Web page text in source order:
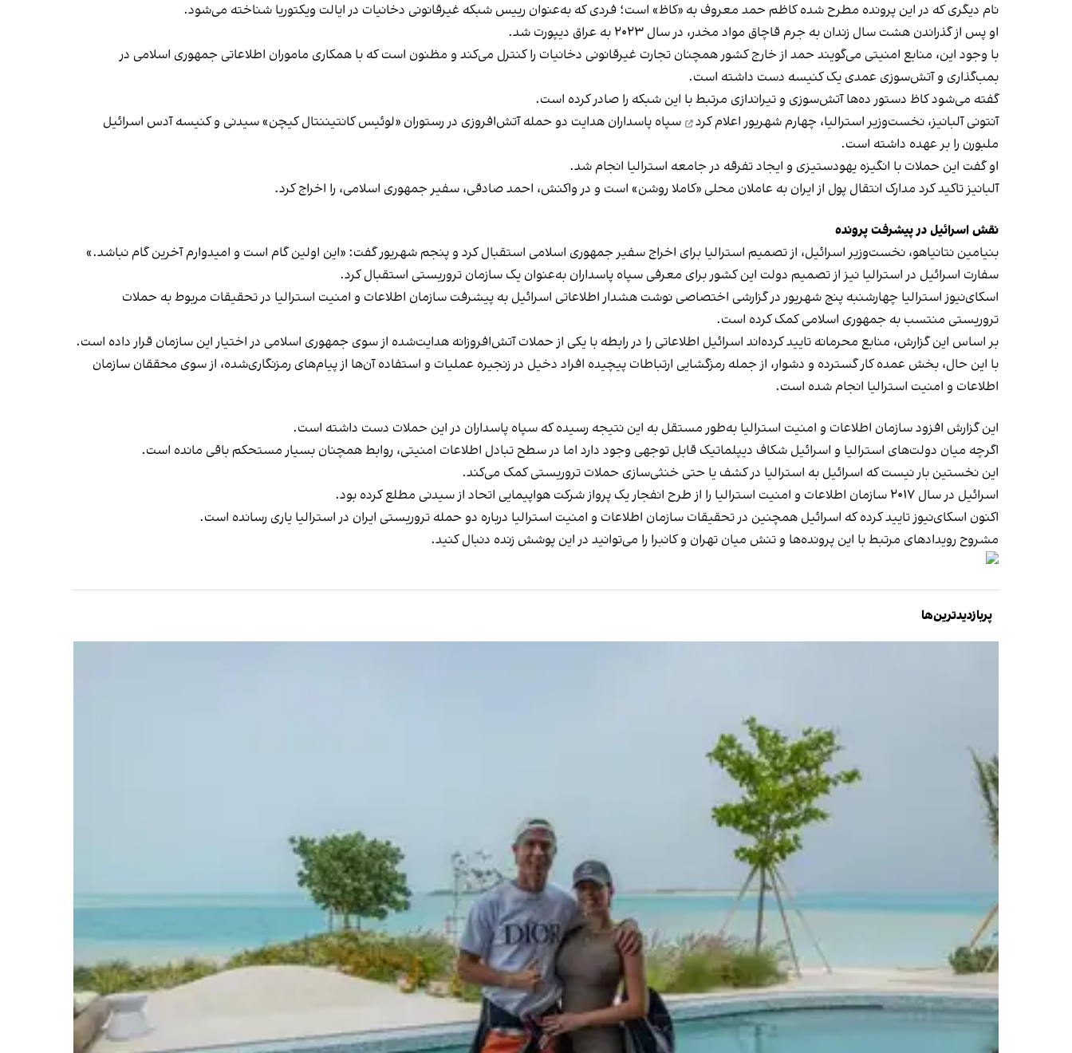
نام دیگری که در این پرونده مطرح شده کاظم حمد معروف به «کاظ» است؛ فردی که به‌عنوان رییس شبکه غیرقانونی دخانیات در ایالت ویکتوریا شناخته می‌شود.
او پس از گذراندن هشت سال زندان به جرم قاچاق مواد مخدر، در سال ۲۰۲۳ به عراق دیپورت شد.
با وجود این، منابع امنیتی می‌گویند حمد از خارج کشور همچنان تجارت غیرقانونی دخانیات را کنترل می‌کند و مظنون است که با همکاری ماموران اطلاعاتی جمهوری اسلامی در
بمب‌گذاری و آتش‌سوزی عمدی یک کنیسه دست داشته است.
گفته می‌شود کاظ دستور ده‌ها آتش‌سوزی و تیراندازی مرتبط با این شبکه را صادر کرده است.
آنتونی آلبانیز، نخست‌وزیر استرالیا، چهارم شهریوراعلام کرد
سپاه پاسداران هدایت دو حمله آتش‌افروزی در رستوران «لوئیس کانتیننتال کیچن» سیدنی و کنیسه آدس اسرائیل
ملبورن را بر عهده داشته است.
او گفت این حملات با انگیزه یهودستیزی و ایجاد تفرقه در جامعه استرالیا انجام شد.
آلبانیز تاکید کرد مدارک انتقال پول از ایران به عاملان محلی «کاملا روشن» است و در واکنش، احمد صادقی، سفیر جمهوری اسلامی، را اخراج کرد.
نقش اسرائیل در پیشرفت پرونده
بنیامین نتانیاهو، نخست‌وزیر اسرائیل، از تصمیم استرالیا برای اخراج سفیر جمهوری اسلامی استقبال کرد و پنجم شهریور گفت: «این اولین گام است و امیدوارم آخرین گام نباشد.»
سفارت اسرائیل در استرالیا نیز از تصمیم دولت این کشور برای معرفی سپاه پاسداران به‌عنوان یک سازمان تروریستی استقبال کرد.
اسکای‌نیوز استرالیا چهارشنبه پنج شهریور در گزارشی اختصاصی نوشت هشدار اطلاعاتی اسرائیل به پیشرفت سازمان اطلاعات و امنیت استرالیا در تحقیقات مربوط به حملات
تروریستی منتسب به جمهوری اسلامی کمک کرده است.
بر اساس این گزارش، منابع محرمانه تایید کرده‌اند اسرائیل اطلاعاتی را در رابطه با یکی از حملات آتش‌افروزانه هدایت‌شده از سوی جمهوری اسلامی در اختیار این سازمان قرار داده است.
با این حال، بخش عمده کار گسترده و دشوار، از جمله رمزگشایی ارتباطات پیچیده افراد دخیل در زنجیره عملیات و استفاده آن‌ها از پیام‌های رمزنگاری‌شده، از سوی محققان سازمان
اطلاعات و امنیت استرالیا انجام شده است.
این گزارش افزود سازمان اطلاعات و امنیت استرالیا به‌طور مستقل به این نتیجه رسیده که سپاه پاسداران در این حملات دست داشته است.
اگرچه میان دولت‌های استرالیا و اسرائیل شکاف دیپلماتیک قابل توجهی وجود دارد اما در سطح تبادل اطلاعات امنیتی، روابط همچنان بسیار مستحکم باقی مانده است.
این نخستین بار نیست که اسرائیل به استرالیا در کشف یا حتی خنثی‌سازی حملات تروریستی کمک می‌کند.
اسرائیل در سال ۲۰۱۷ سازمان اطلاعات و امنیت استرالیا را از طرح انفجار یک پرواز شرکت هواپیمایی اتحاد از سیدنی مطلع کرده بود.
اکنون اسکای‌نیوز تایید کرده که اسرائیل همچنین در تحقیقات سازمان اطلاعات و امنیت استرالیا درباره دو حمله تروریستی ایران در استرالیا یاری رسانده است.
مشروح رویدادهای مرتبط با این پرونده‌ها و تنش میان تهران و کانبرا را می‌توانید دراین پوشش زنده دنبال کنید.
پربازدیدترین‌ها